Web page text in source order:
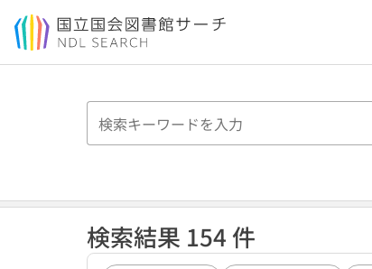
本文へ移動
検索結果 154 件